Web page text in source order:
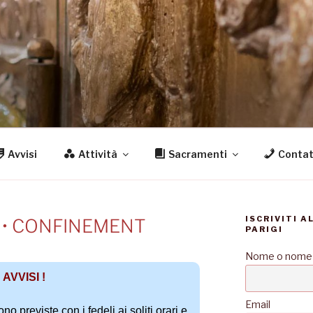
Avvisi Attività Sacramenti
CONFINEMENT
AVVISI !
previste con i fedeli ai soliti orari e
ISCRIVITI
PARIGI
Nome o
Email